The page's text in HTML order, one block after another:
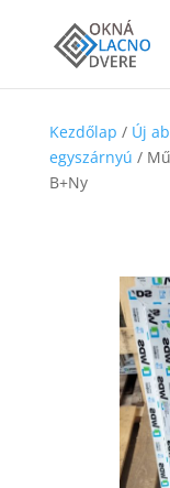
Kezdőlap / Új
egyszárnyú /
B+Ny